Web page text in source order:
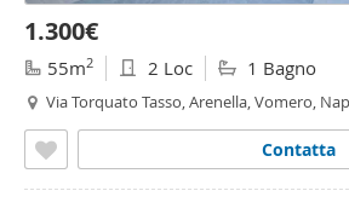
1.300€
55m2 2 Loc 1 Bagno
Via Torquato Tasso, Arenella, Vomero,
Contatta